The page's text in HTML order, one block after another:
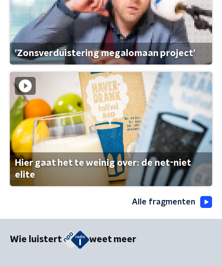
'Zonsverduistering megalomaan project'
Hier gaat het te weinig over: de net-niet
elite
Alle fragmenten
Wie luistert weet meer